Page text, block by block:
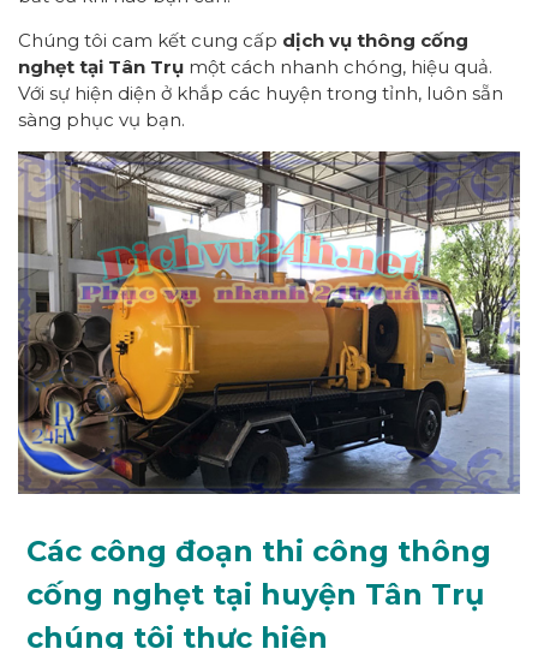
Chúng tôi cam kết cung cấp dịch vụ thông cống
nghẹt tại Tân Trụ một cách nhanh chóng, hiệu quả.
Với sự hiện diện ở khắp các huyện trong tỉnh, luôn sẵn
sàng phục vụ bạn.
Các công đoạn thi công thông
cống nghẹt tại huyện Tân Trụ
chúng tôi thực hiện